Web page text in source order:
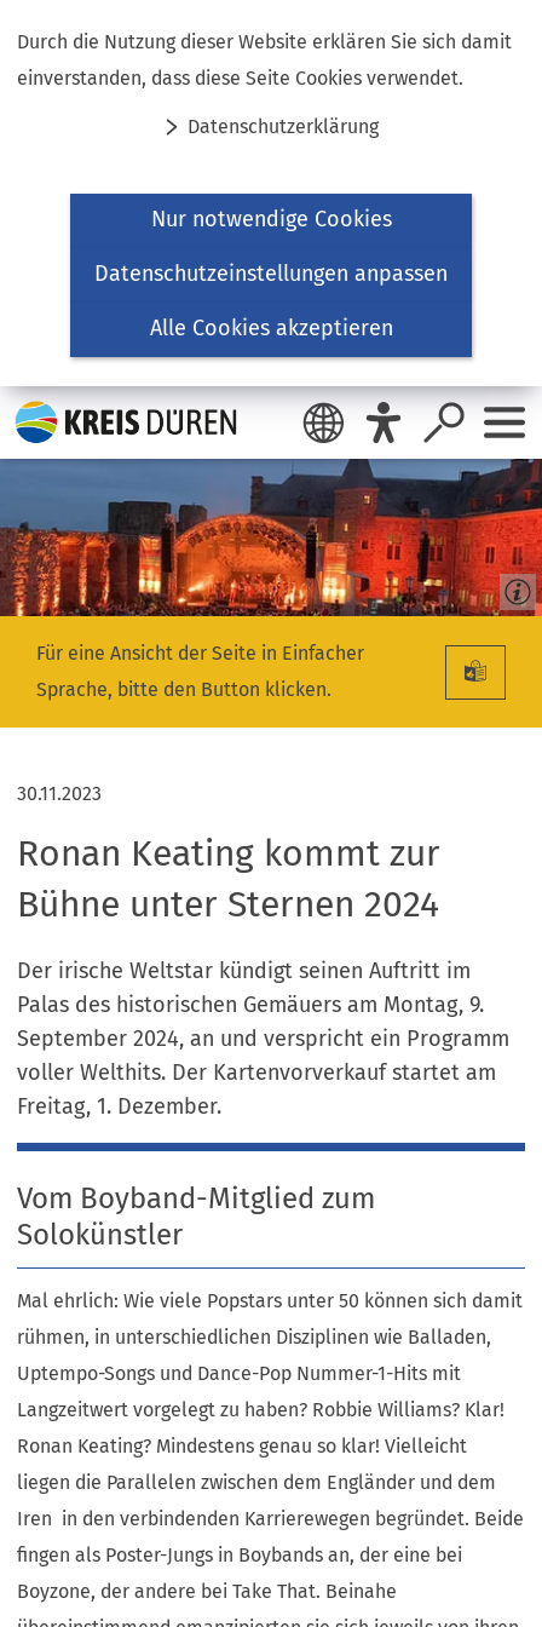
Durch die Nutzung dieser Website erklären Sie sich damit
einverstanden, dass diese Seite Cookies verwendet.
Datenschutzerklärung
Nur notwendige Cookies
Datenschutzeinstellungen anpassen
Alle Cookies akzeptieren
Inhalt anspringen
Für eine Ansicht der Seite in Einfacher
Sprache, bitte den Button klicken.
30.11.2023
Ronan Keating kommt zur
Bühne unter Sternen 2024
Der irische Weltstar kündigt seinen Auftritt im
Palas des historischen Gemäuers am Montag, 9.
September 2024, an und verspricht ein Programm
voller Welthits. Der Kartenvorverkauf startet am
Freitag, 1. Dezember.
Vom Boyband-Mitglied zum
Solokünstler
Mal ehrlich: Wie viele Popstars unter 50 können sich damit
rühmen, in unterschiedlichen Disziplinen wie Balladen,
Uptempo-Songs und Dance-Pop Nummer-1-Hits mit
Langzeitwert vorgelegt zu haben? Robbie Williams? Klar!
Ronan Keating? Mindestens genau so klar! Vielleicht
liegen die Parallelen zwischen dem Engländer und dem
Iren in den verbindenden Karrierewegen begründet. Beide
fingen als Poster-Jungs in Boybands an, der eine bei
Boyzone, der andere bei Take That. Beinahe